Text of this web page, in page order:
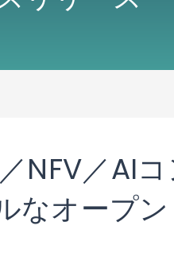
NFV／AI
なオープ